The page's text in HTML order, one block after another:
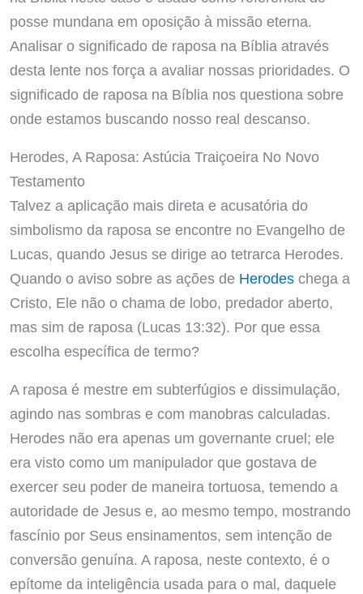
posse mundana em oposição à missão eterna.
Analisar o significado de raposa na Bíblia através
desta lente nos força a avaliar nossas prioridades. O
significado de raposa na Bíblia nos questiona sobre
onde estamos buscando nosso real descanso.
Herodes, A Raposa: Astúcia Traiçoeira No Novo
Testamento
Talvez a aplicação mais direta e acusatória do
simbolismo da raposa se encontre no Evangelho de
Lucas, quando Jesus se dirige ao tetrarca Herodes.
Quando o aviso sobre as ações de Herodeschega a
Cristo, Ele não o chama de lobo, predador aberto,
mas sim de raposa (Lucas 13:32). Por que essa
escolha específica de termo?
A raposa é mestre em subterfúgios e dissimulação,
agindo nas sombras e com manobras calculadas.
Herodes não era apenas um governante cruel; ele
era visto como um manipulador que gostava de
exercer seu poder de maneira tortuosa, temendo a
autoridade de Jesus e, ao mesmo tempo, mostrando
fascínio por Seus ensinamentos, sem intenção de
conversão genuína. A raposa, neste contexto, é o
epítome da inteligência usada para o mal, daquele